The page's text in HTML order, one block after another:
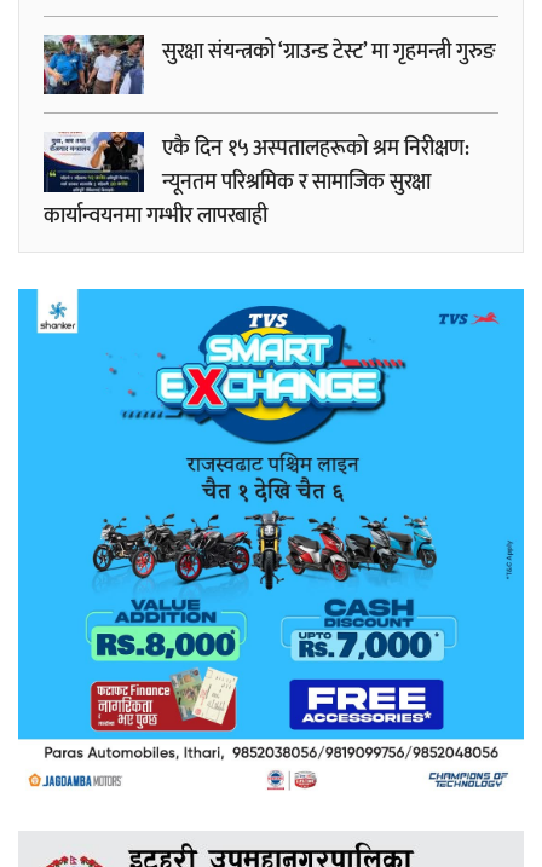
सुरक्षा संयन्त्रको ‘ग्राउन्ड टेस्ट’ मा गृहमन्त्री गुरुङ
एकै दिन १५ अस्पतालहरूको श्रम निरीक्षण:
न्यूनतम परिश्रमिक र सामाजिक सुरक्षा
कार्यान्वयनमा गम्भीर लापरबाही